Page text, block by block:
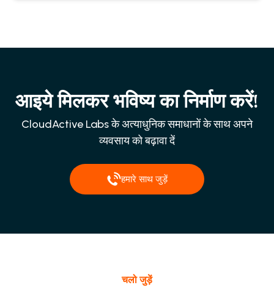
आइये मिलकर भविष्य का निर्माण करें!
CloudActive Labs के अत्याधुनिक समाधानों के साथ अपने
व्यवसाय को बढ़ावा दें
हमारे साथ जुड़ें
चलो जुड़ें